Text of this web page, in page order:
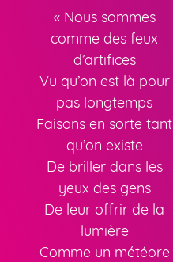
« Nous sommes
comme des feux
d’artifices
Vu qu’on est là pour
pas longtemps
Faisons en sorte tant
qu’on existe
De briller dans les
yeux des gens
De leur offrir de la
lumière
Comme un météore